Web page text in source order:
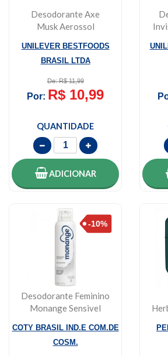
Desodorante Axe
Musk Aerossol
152m...
UNILEVER BESTFOODS
BRASIL LTDA
De: R$ 11,99
Por: R$ 10,99
QUANTIDADE
ADICIONAR
Desodorante Feminino
Monange Sensivel
COTY BRASIL IND.E COM.DE
COSM.